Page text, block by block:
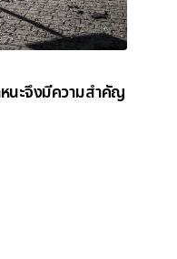
นะจึงมีความสำคัญ